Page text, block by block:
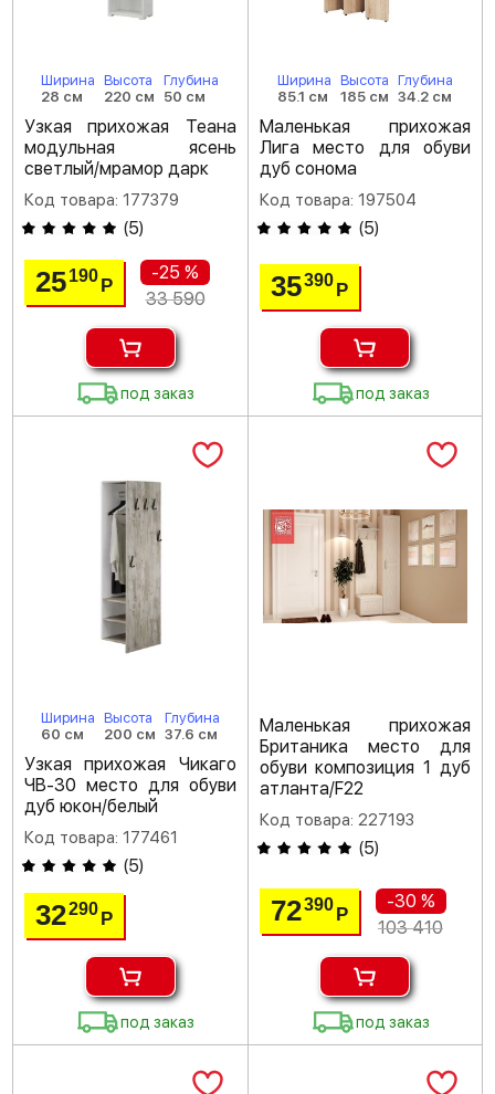
Ширина
28 см
Высота
220 см
Глубина
50 см
Узкая прихожая Теана
модульная ясень
светлый/мрамор дарк
Код товара: 177379
(5)
25190 Р
-25 %
33 590
под заказ
Ширина
85.1 см
Высота
185 см
Глубина
34.2 см
Маленькая прихожая
Лига место для обуви
дуб сонома
Код товара: 197504
(5)
35390 Р
под заказ
Ширина
60 см
Высота
200 см
Глубина
37.6 см
Узкая прихожая Чикаго
ЧВ-30 место для обуви
дуб юкон/белый
Код товара: 177461
(5)
32290 Р
под заказ
Маленькая прихожая
Британика место для
обуви композиция 1 дуб
атланта/F22
Код товара: 227193
(5)
72390 Р
-30 %
103 410
под заказ